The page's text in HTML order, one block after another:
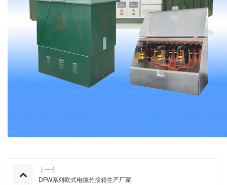
上一个
DFW系列欧式电缆分接箱生产厂家